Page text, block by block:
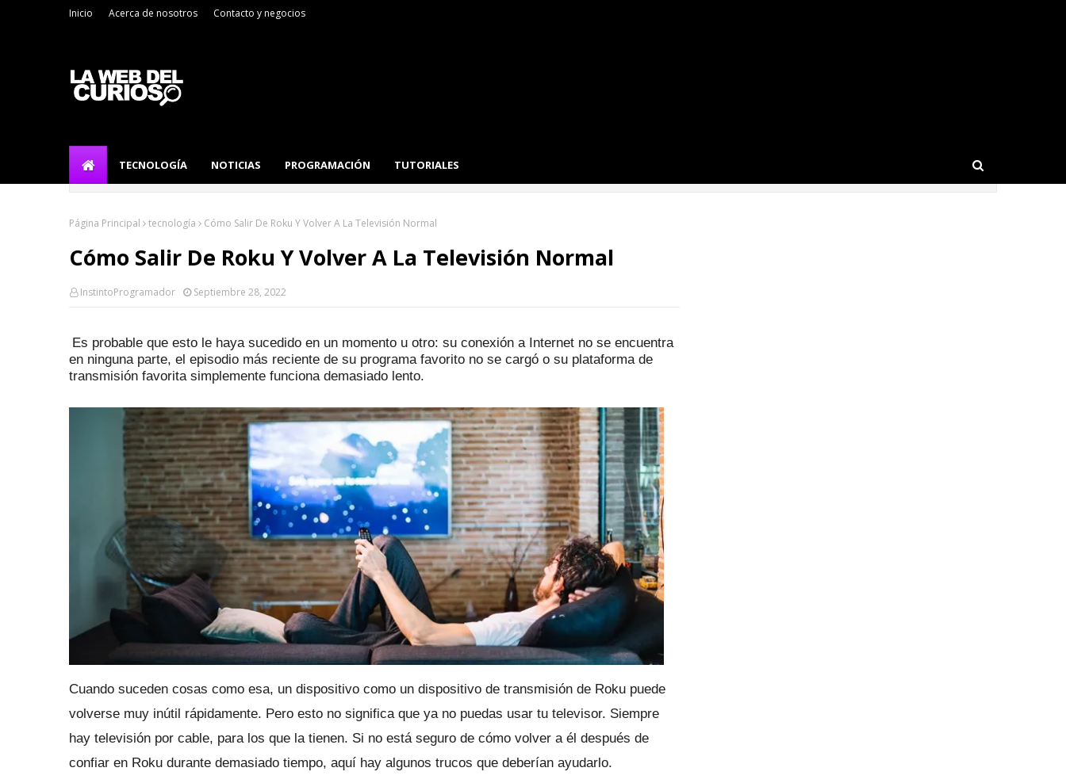
Inicio Acerca de nosotros Contacto y negocios
TECNOLOGÍA NOTICIAS PROGRAMACIÓN TUTORIALES
Página Principal tecnología Cómo Salir De Roku Y Volver A La Televisión Normal
Cómo Salir De Roku Y Volver A La Televisión Normal
InstintoProgramador Septiembre 28, 2022
Es probable que esto le haya sucedido en un momento u otro: su conexión a Internet no se encuentra
en ninguna parte, el episodio más reciente de su programa favorito no se cargó o su plataforma de
transmisión favorita simplemente funciona demasiado lento.
Cuando suceden cosas como esa, un dispositivo como un dispositivo de transmisión de Roku puede
volverse muy inútil rápidamente. Pero esto no significa que ya no puedas usar tu televisor. Siempre
hay televisión por cable, para los que la tienen. Si no está seguro de cómo volver a él después de
confiar en Roku durante demasiado tiempo, aquí hay algunos trucos que deberían ayudarlo.